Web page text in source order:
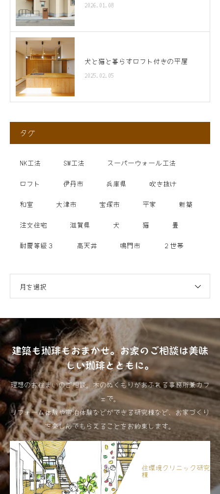
2026.01.08
犬と猫と暮らすロフト付きの平屋
2025.02.05
タグ
NK工法 SW工法 スーパーウォール工法
ロフト 伊丹市 兵庫県 吹き抜け
和室 大津市 宝塚市 平家 新築
注文住宅 滋賀県 犬 猫 畳
耐震等級３ 高天井 鳴門市 ２世帯
月を選択
建築も珈琲もおまかせ。お家のご相談は美味
しい珈琲とともに。
理想のお住まいのご相談。木のぬくもりがあふれる事務所兼カフ
ェで。
リフォーム体験や宿泊体験などができる研究棟など、お家づくり
を楽しんでもらえることをお約束します。
住環境クリニック研究
棟